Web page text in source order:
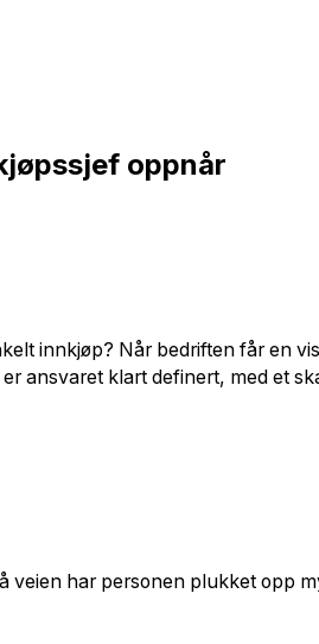
oppnår
innkjøp? Når bedriften får en
ansvaret klart definert, med et
veien har personen plukket opp